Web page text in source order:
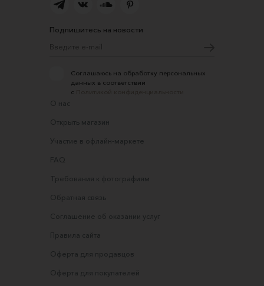
Подпишитесь на новости
Соглашаюсь на обработку персональных
данных в соответствии
с
О нас
Открыть магазин
Участие в офлайн-маркете
FAQ
Требования к фотографиям
Обратная связь
Соглашение об оказании услуг
Правила сайта
Оферта для продавцов
Оферта для покупателей